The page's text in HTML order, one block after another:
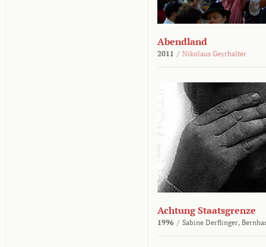
Abendland
2011 / Nikolaus Geyrhalter
Achtung Staatsgrenze
1996 / Sabine Derflinger,